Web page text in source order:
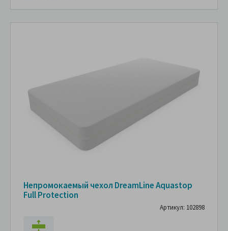
Непромокаемый чехол DreamLine Aquastop
Full Protection
Артикул: 102898